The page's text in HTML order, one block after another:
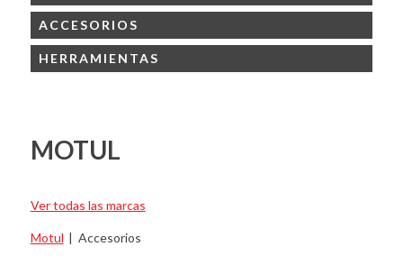
MOTUL
Ver todas las marcas
Motul | Accesorios
ACCESORIOS
HERRAMIENTAS